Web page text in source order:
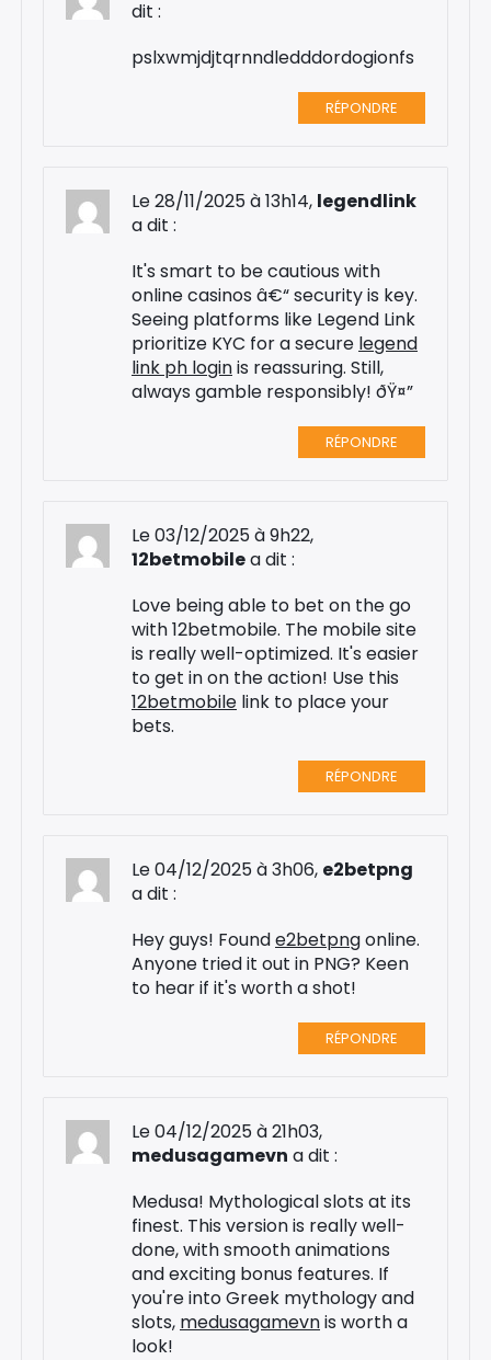
dit :
pslxwmjdjtqrnndledddordogionfs
RÉPONDRE
Le 28/11/2025 à 13h14, legendlink
a dit :
It's smart to be cautious with
online casinos â€“ security is key.
Seeing platforms like Legend Link
prioritize KYC for a secure legend
link ph loginis reassuring. Still,
always gamble responsibly! ðŸ¤”
RÉPONDRE
Le 03/12/2025 à 9h22,
12betmobilea dit :
Love being able to bet on the go
with 12betmobile. The mobile site
is really well-optimized. It's easier
to get in on the action! Use this
12betmobile link to place your
bets.
RÉPONDRE
Le 04/12/2025 à 3h06, e2betpng
a dit :
Hey guys! Founde2betpngonline.
Anyone tried it out in PNG? Keen
to hear if it's worth a shot!
RÉPONDRE
Le 04/12/2025 à 21h03,
medusagamevn a dit :
Medusa! Mythological slots at its
finest. This version is really well-
done, with smooth animations
and exciting bonus features. If
you're into Greek mythology and
slots, medusagamevnis worth a
look!